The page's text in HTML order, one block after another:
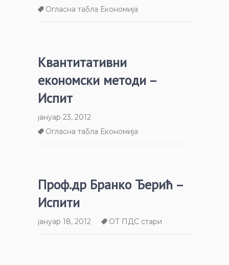
Огласна табла Економија
Квантитативни
економски методи –
Испит
јануар 23, 2012
Огласна табла Економија
Проф.др Бранко Ђерић –
Испити
јануар 18, 2012 ОТ ПДС стари